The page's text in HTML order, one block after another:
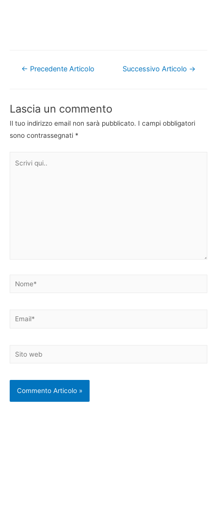
Navigazione
← Precedente Articolo Successivo Articolo →
Lascia un commento
Il tuo indirizzo email non sarà pubblicato. I campi obbligatori
sono contrassegnati *
Nome*
Email*
Sito